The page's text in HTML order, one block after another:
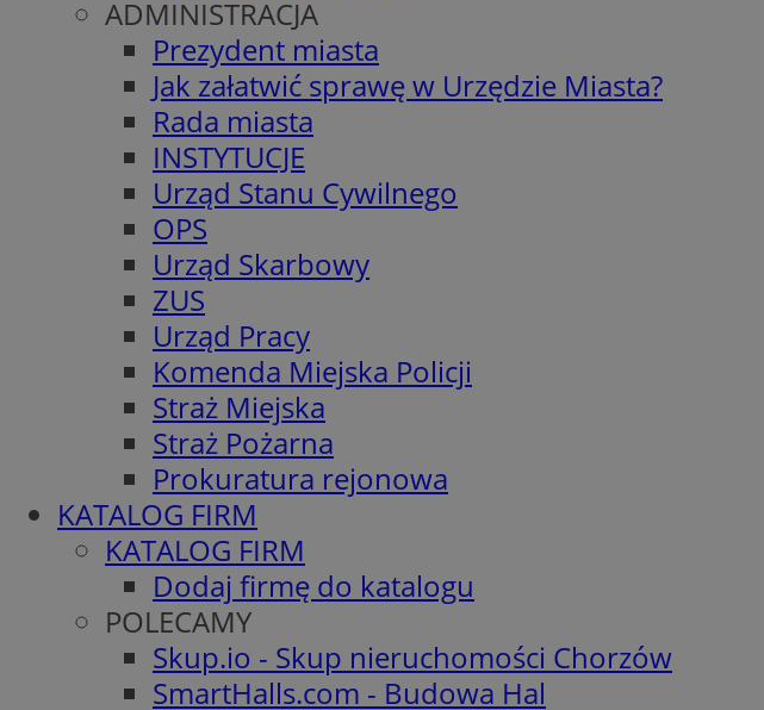
ADMINISTRACJA
Prezydent miasta
Jak załatwić sprawę w Urzędzie Miasta?
Rada miasta
INSTYTUCJE
Urząd Stanu Cywilnego
OPS
Urząd Skarbowy
ZUS
Urząd Pracy
Komenda Miejska Policji
Straż Miejska
Straż Pożarna
Prokuratura rejonowa
KATALOG FIRM
KATALOG FIRM
Dodaj firmę do katalogu
POLECAMY
Skup.io - Skup nieruchomości Chorzów
SmartHalls.com - Budowa Hal